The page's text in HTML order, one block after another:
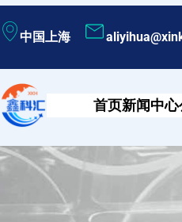
至
容
中国上海
首页新闻中心